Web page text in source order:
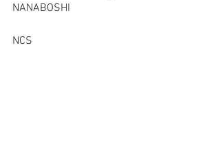
NANABOSHI
NCS